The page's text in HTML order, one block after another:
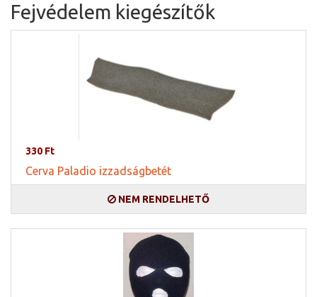
Fejvédelem kiegészítők
330 Ft
Cerva Paladio izzadságbetét
NEM RENDELHETŐ